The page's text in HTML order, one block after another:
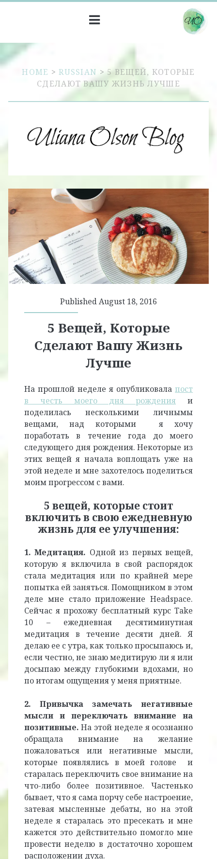
HOME >RUSSIAN >5 ВЕЩЕЙ, КОТОРЫЕ
СДЕЛАЮТ ВАШУ ЖИЗНЬ ЛУЧШЕ
Published August 18, 2016
5 Вещей, Которые
Сделают Вашу Жизнь
Лучше
На прошлой неделе я опубликовалапост
в честь моего дня рождения и
поделилась несколькими личнымы
вещами, над которыми я хочу
поработать в течение года до моего
следующего дня рождения. Некоторые из
этих вещей я начала воплощать уже на
этой неделе и мне захотелось поделиться
моим прогрессом с вами.
5 вещей, которые стоит
включить в свою ежедневную
жизнь для ее улучшения:
1. Медитация. Одной из первых вещей,
которую я включила в свой распорядок
стала медитация или по крайней мере
попытка ей заняться. Помощником в этом
деле мне стало приложение Headspace.
Сейчас я прохожу бесплатный курс Take
10 – ежедневная десятиминутная
медитация в течение десяти дней. Я
делаю ее с утра, как только просыпаюсь и,
если честно, не знаю медитирую ли я или
досыпаю между глубокими вдохами,но
по итогам ощущения у меня приятные.
2. Привычка замечать негативные
мысли и переключать внимание на
позитивные.На этой неделе я осознанно
обращала внимание на желание
пожаловаться или негативные мысли,
которые появлялись в моей голове и
старалась переключить свое внимание на
что-либо более позитивное. Частенько
бывает, что я сама порчу себе настроение,
затевая мысленные дебаты, но на этой
неделе я старалась это пресекать и мне
кажется это действительно помогло мне
провести неделю в достаточно хорошем
расположении духа.